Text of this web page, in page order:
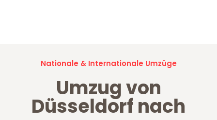
Nationale & Internationale Umzüge
Umzug von
Düsseldorf nach